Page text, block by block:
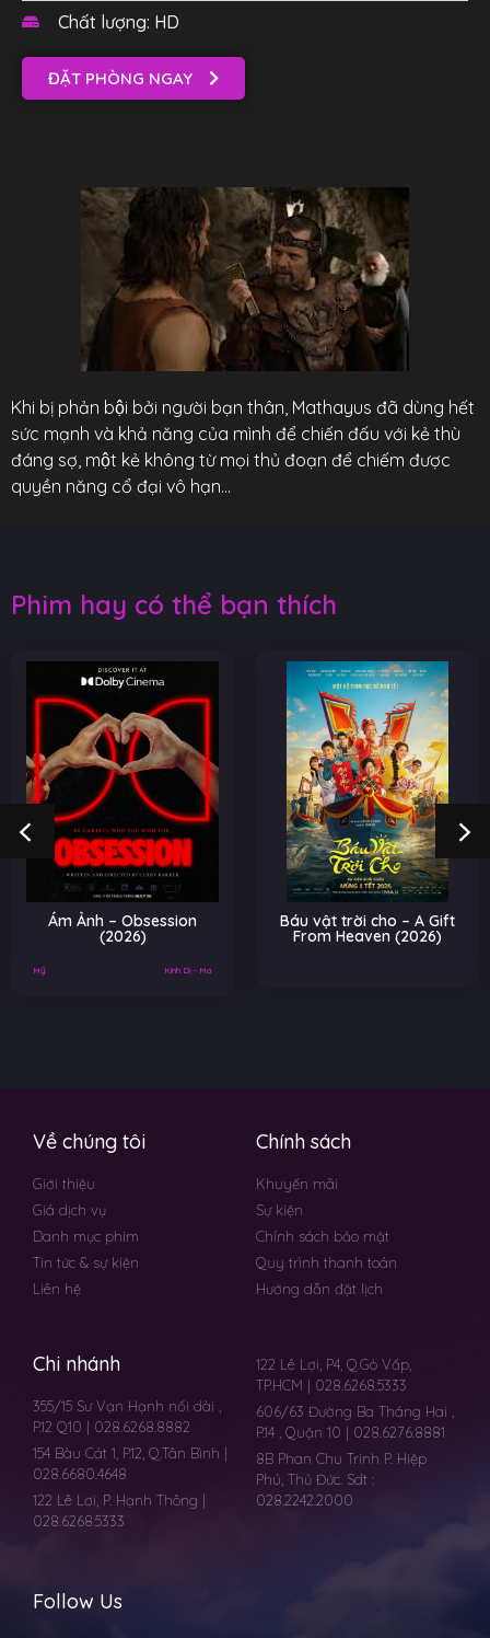
Chất lượng: HD
ĐẶT PHÒNG NGAY
Khi bị phản bội bởi người bạn thân, Mathayus đã dùng hết
sức mạnh và khả năng của mình để chiến đấu với kẻ thù
đáng sợ, một kẻ không từ mọi thủ đoạn để chiếm được
quyền năng cổ đại vô hạn…
Phim hay có thể bạn thích
Ám Ảnh – Obsession
(2026)
Mỹ Kinh Dị - Ma
Báu vật trời cho – A Gift
From Heaven (2026)
Về chúng tôi
Giới thiệu
Giá dịch vụ
Danh mục phim
Tin tức & sự kiện
Liên hệ
Chính sách
Khuyến mãi
Sự kiện
Chính sách bảo mật
Quy trình thanh toán
Hướng dẫn đặt lịch
Chi nhánh
355/15 Sư Vạn Hạnh nối dài ,
P.12 Q10 | 028.6268.8882
154 Bàu Cát 1, P.12, Q.Tân Bình |
028.6680.4648
122 Lê Lơi, P. Hạnh Thông |
028.6268.5333
122 Lê Lợi, P4, Q.Gò Vấp,
TP.HCM | 028.6268.5333
606/63 Đường Ba Tháng Hai ,
P.14 , Quận 10 | 028.6276.8881
8B Phan Chu Trinh P. Hiệp
Phú, Thủ Đức. Sdt :
028.2242.2000
Follow Us